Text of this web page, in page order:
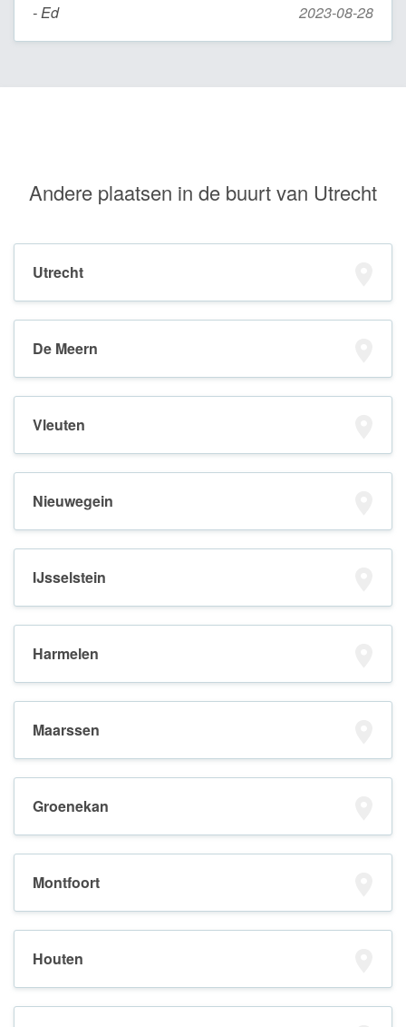
- Ed
2023-08-28
Andere plaatsen in de buurt van Utrecht
Utrecht
De Meern
Vleuten
Nieuwegein
IJsselstein
Harmelen
Maarssen
Groenekan
Montfoort
Houten